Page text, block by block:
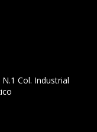
Col. Industrial